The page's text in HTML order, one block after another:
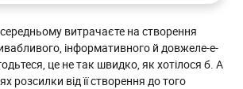
листа?
у листі?
листа?
витрачаєте на створення
інформативного й довжеле-е-
це не так швидко, як хотілося б. А
розсилки від її створення до того